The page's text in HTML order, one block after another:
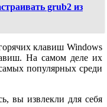
grub2 из
клавиш Windows
На самом деле их
популярных среди
вы извлекли для себя